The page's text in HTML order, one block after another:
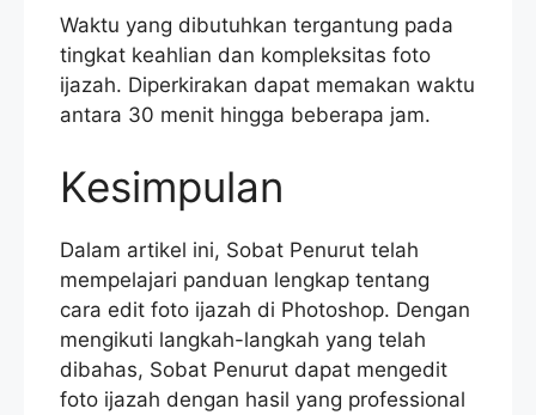
Waktu yang dibutuhkan tergantung pada
tingkat keahlian dan kompleksitas foto
ijazah. Diperkirakan dapat memakan waktu
antara 30 menit hingga beberapa jam.
Kesimpulan
Dalam artikel ini, Sobat Penurut telah
mempelajari panduan lengkap tentang
cara edit foto ijazah di Photoshop. Dengan
mengikuti langkah-langkah yang telah
dibahas, Sobat Penurut dapat mengedit
foto ijazah dengan hasil yang professional